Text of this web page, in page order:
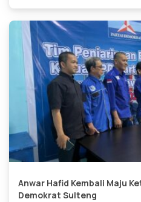
Anwar Hafid Kembali Maju
Demokrat Sulteng